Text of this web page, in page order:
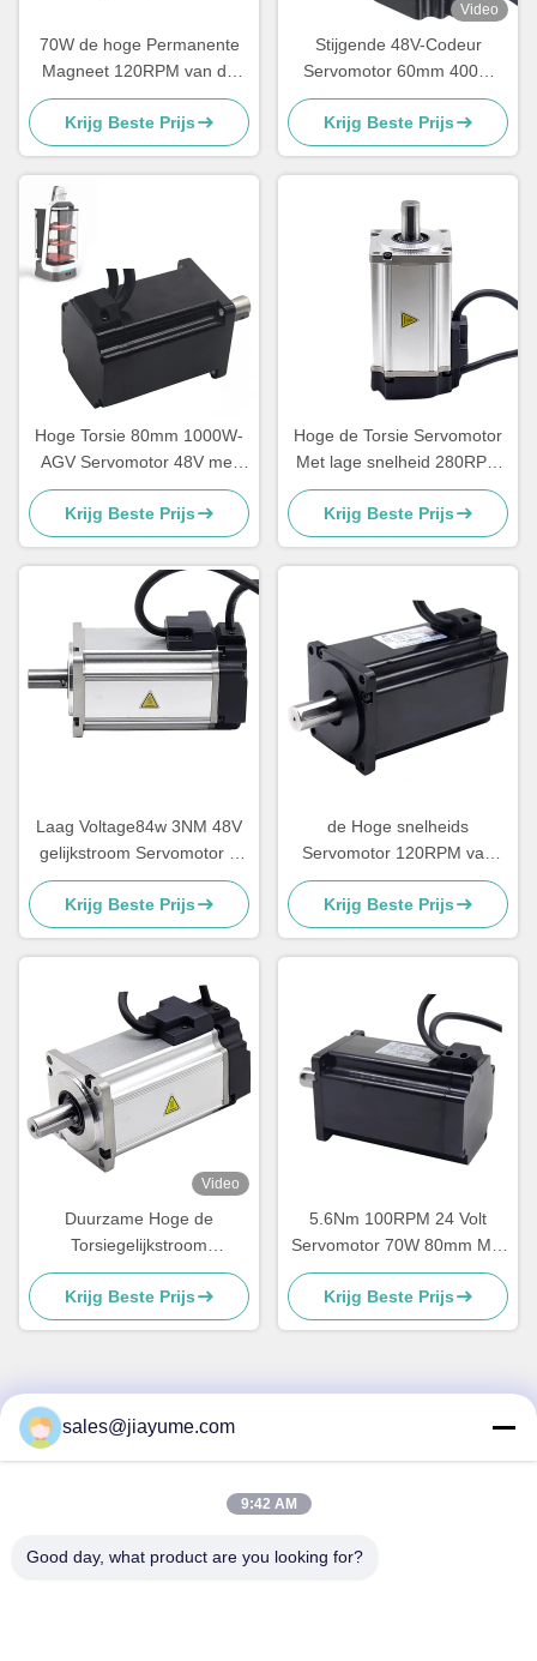
70W de hoge Permanente
Magneet 120RPM van de
Torsiegelijkstroom
Servomotor 5.6Nm
Krijg Beste Prijs
Video
Stijgende 48V-Codeur
Servomotor 60mm 400W
voor AGV ROBOT Hoge
Torsie
Krijg Beste Prijs
Hoge Torsie 80mm 1000W-
AGV Servomotor 48V met
Stijgende Codeur
Krijg Beste Prijs
Hoge de Torsie Servomotor
Met lage snelheid 280RPM
2500lines van 84W 3NM
Krijg Beste Prijs
Laag Voltage84w 3NM 48V
gelijkstroom Servomotor 3
Fase 280Rpm/Min
Krijg Beste Prijs
de Hoge snelheids
Servomotor 120RPM van
5.6Nm 0.3s voor
Automatische Turnstile
Poorten
Krijg Beste Prijs
Video
Duurzame Hoge de
Torsiegelijkstroom
Servomotor 84 Wattsce
RoHS van 3Nm
Krijg Beste Prijs
5.6Nm 100RPM 24 Volt
Servomotor 70W 80mm Met
geringe geluidssterkte Dia
Krijg Beste Prijs
Snel contact
Gemeenschap, Xin een ‚Straat, Bao ‚een District, Shenzhen-
sales@jiayume.com
9:42 AM
Good day, what product are you looking for?